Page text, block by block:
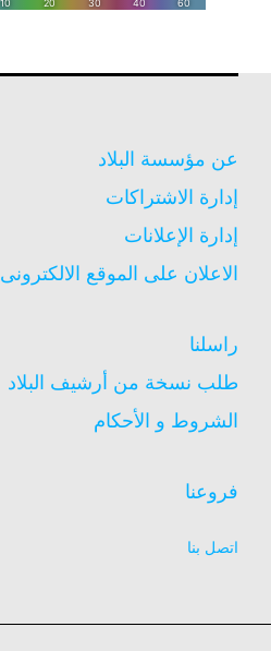
عن مؤسسة البلاد
إدارة الاشتراكات
إدارة الإعلانات
الاعلان على الموقع الالكترونى
راسلنا
طلب نسخة من أرشيف البلاد
الشروط و الأحكام
فروعنا
اتصل بنا